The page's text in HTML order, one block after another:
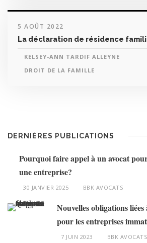
5 AOÛT 2022
La déclaration de résidence
KELSEY-ANN TARDIF ALLEYNE
DROIT DE LA FAMILLE
DERNIÈRES PUBLICATIONS
Pourquoi faire appel à un avocat
une entreprise?
30 JANVIER 2025 BBK AVOCATS
Nouvelles obligations
pour les entreprises
7 JUIN 2023 BBK AVOCATS